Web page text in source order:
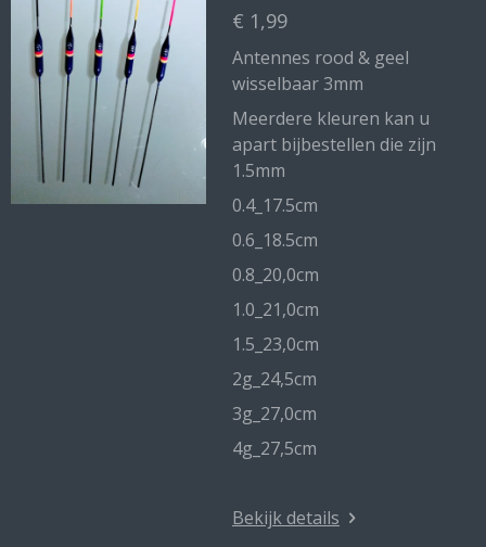
€ 1,99
Antennes rood & geel
wisselbaar 3mm
Meerdere kleuren kan u
apart bijbestellen die zijn
1.5mm
0.4_17.5cm
0.6_18.5cm
0.8_20,0cm
1.0_21,0cm
1.5_23,0cm
2g_24,5cm
3g_27,0cm
4g_27,5cm
Bekijk details